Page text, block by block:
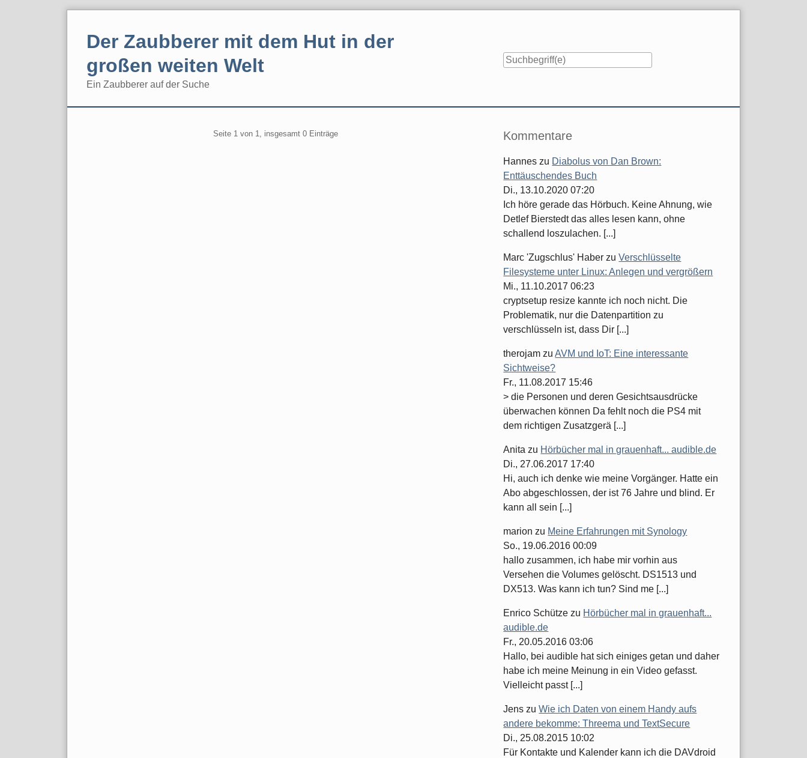
Der Zaubberer mit dem Hut in der
großen weiten Welt
Ein Zaubberer auf der Suche
Seite 1 von 1, insgesamt 0 Einträge Seitenleiste
Kommentare
Hannes zu Diabolus von Dan Brown:
Enttäuschendes Buch
Di., 13.10.2020 07:20
Ich höre gerade das Hörbuch. Keine Ahnung, wie
Detlef Bierstedt das alles lesen kann, ohne
schallend loszulachen. [...]
Marc 'Zugschlus' Haber zuVerschlüsselte
Filesysteme unter Linux: Anlegen und vergrößern
Mi., 11.10.2017 06:23
cryptsetup resize kannte ich noch nicht. Die
Problematik, nur die Datenpartition zu
verschlüsseln ist, dass Dir [...]
therojam zuAVM und IoT: Eine interessante
Sichtweise?
Fr., 11.08.2017 15:46
> die Personen und deren Gesichtsausdrücke
überwachen können Da fehlt noch die PS4 mit
dem richtigen Zusatzgerä [...]
Anita zu Hörbücher mal in grauenhaft... audible.de
Di., 27.06.2017 17:40
Hi, auch ich denke wie meine Vorgänger. Hatte ein
Abo abgeschlossen, der ist 76 Jahre und blind. Er
kann all sein [...]
marion zu Meine Erfahrungen mit Synology
So., 19.06.2016 00:09
hallo zusammen, ich habe mir vorhin aus
Versehen die Volumes gelöscht. DS1513 und
DX513. Was kann ich tun? Sind me [...]
Enrico Schütze zu Hörbücher mal in grauenhaft...
audible.de
Fr., 20.05.2016 03:06
Hallo, bei audible hat sich einiges getan und daher
habe ich meine Meinung in ein Video gefasst.
Vielleicht passt [...]
Jens zuWie ich Daten von einem Handy aufs
andere bekomme: Threema und TextSecure
Di., 25.08.2015 10:02
Für Kontakte und Kalender kann ich die DAVdroid